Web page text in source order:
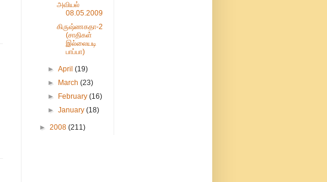
அவியல்
08.05.2009
கிருஷ்ணகதா-2
(சாதிகள்
இல்லையடி
பாப்பா)
►April(19)
►
March(23)
►
February(16)
►January(18)
► 2008 (211)